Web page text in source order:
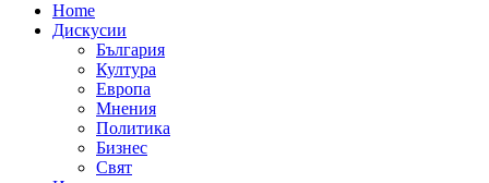
Home
Дискусии
България
Култура
Европа
Мнения
Политика
Бизнес
Свят